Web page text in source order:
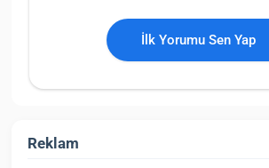
İlk Yorumu Sen Yap
Reklam